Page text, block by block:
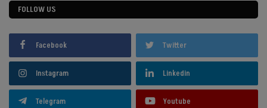
FOLLOW US
Facebook Twitter
Instagram Linkedin
Telegram Youtube